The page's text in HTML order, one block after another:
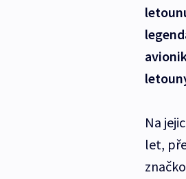
Na
let,